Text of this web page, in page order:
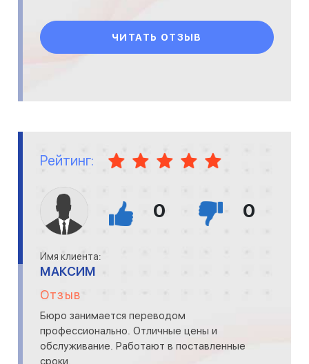
ЧИТАТЬ ОТЗЫВ
Рейтинг:
0 0
Имя клиента:
МАКСИМ
Отзыв
Бюро занимается переводом
профессионально. Отличные цены и
обслуживание. Работают в поставленные
сроки.